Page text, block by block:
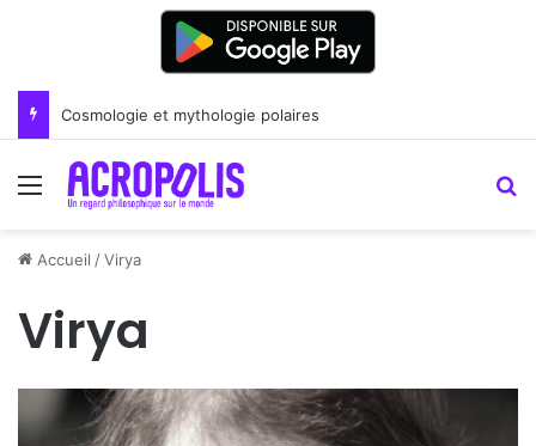
Cosmologie et mythologie polaires
Menu
Accueil /Virya
Virya